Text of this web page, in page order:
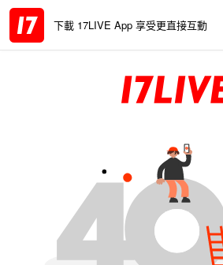
下載 17LIVE App 享受更直接互動